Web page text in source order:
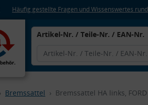
Häufig gestellte Fragen und Wissenswertes
Artikel-Nr. / Teile-Nr. / EAN-Nr.
Bremssattel Bremssattel HA links,